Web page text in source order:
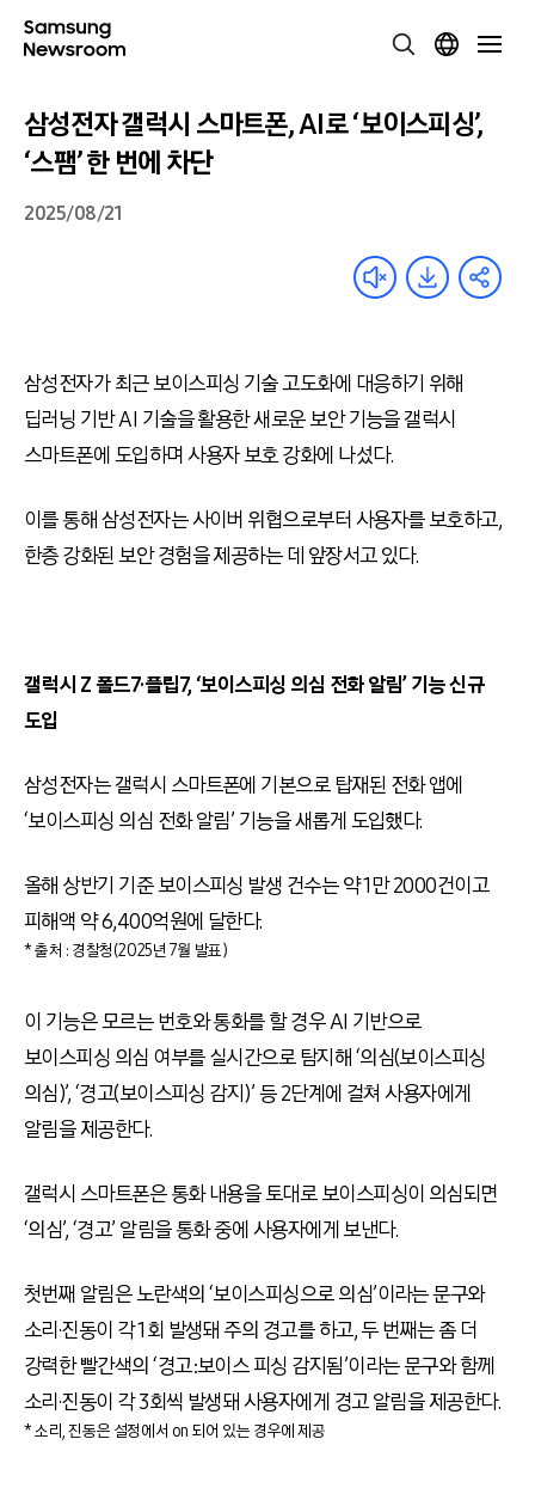
삼성전자 갤럭시 스마트폰, AI로 ‘보이스피싱’,
‘스팸’ 한 번에 차단
2025/08/21
삼성전자가 최근 보이스피싱 기술 고도화에 대응하기 위해
딥러닝 기반 AI 기술을 활용한 새로운 보안 기능을 갤럭시
스마트폰에 도입하며 사용자 보호 강화에 나섰다.
이를 통해 삼성전자는 사이버 위협으로부터 사용자를 보호하고,
한층 강화된 보안 경험을 제공하는 데 앞장서고 있다.
갤럭시 Z 폴드7·플립7, ‘보이스피싱 의심 전화 알림’ 기능 신규
도입
삼성전자는 갤럭시 스마트폰에 기본으로 탑재된 전화 앱에
‘보이스피싱 의심 전화 알림’ 기능을 새롭게 도입했다.
올해 상반기 기준 보이스피싱 발생 건수는 약 1만 2000건이고
피해액 약 6,400억원에 달한다.
* 출처 : 경찰청(2025년 7월 발표)
이 기능은 모르는 번호와 통화를 할 경우 AI 기반으로
보이스피싱 의심 여부를 실시간으로 탐지해 ‘의심(보이스피싱
의심)’, ‘경고(보이스피싱 감지)’ 등 2단계에 걸쳐 사용자에게
알림을 제공한다.
갤럭시 스마트폰은 통화 내용을 토대로 보이스피싱이 의심되면
‘의심’, ‘경고’ 알림을 통화 중에 사용자에게 보낸다.
첫번째 알림은 노란색의 ‘보이스피싱으로 의심’이라는 문구와
소리·진동이 각 1회 발생돼 주의 경고를 하고, 두 번째는 좀 더
강력한 빨간색의 ‘경고:보이스 피싱 감지됨’이라는 문구와 함께
소리·진동이 각 3회씩 발생돼 사용자에게 경고 알림을 제공한다.
* 소리, 진동은 설정에서 on 되어 있는 경우에 제공